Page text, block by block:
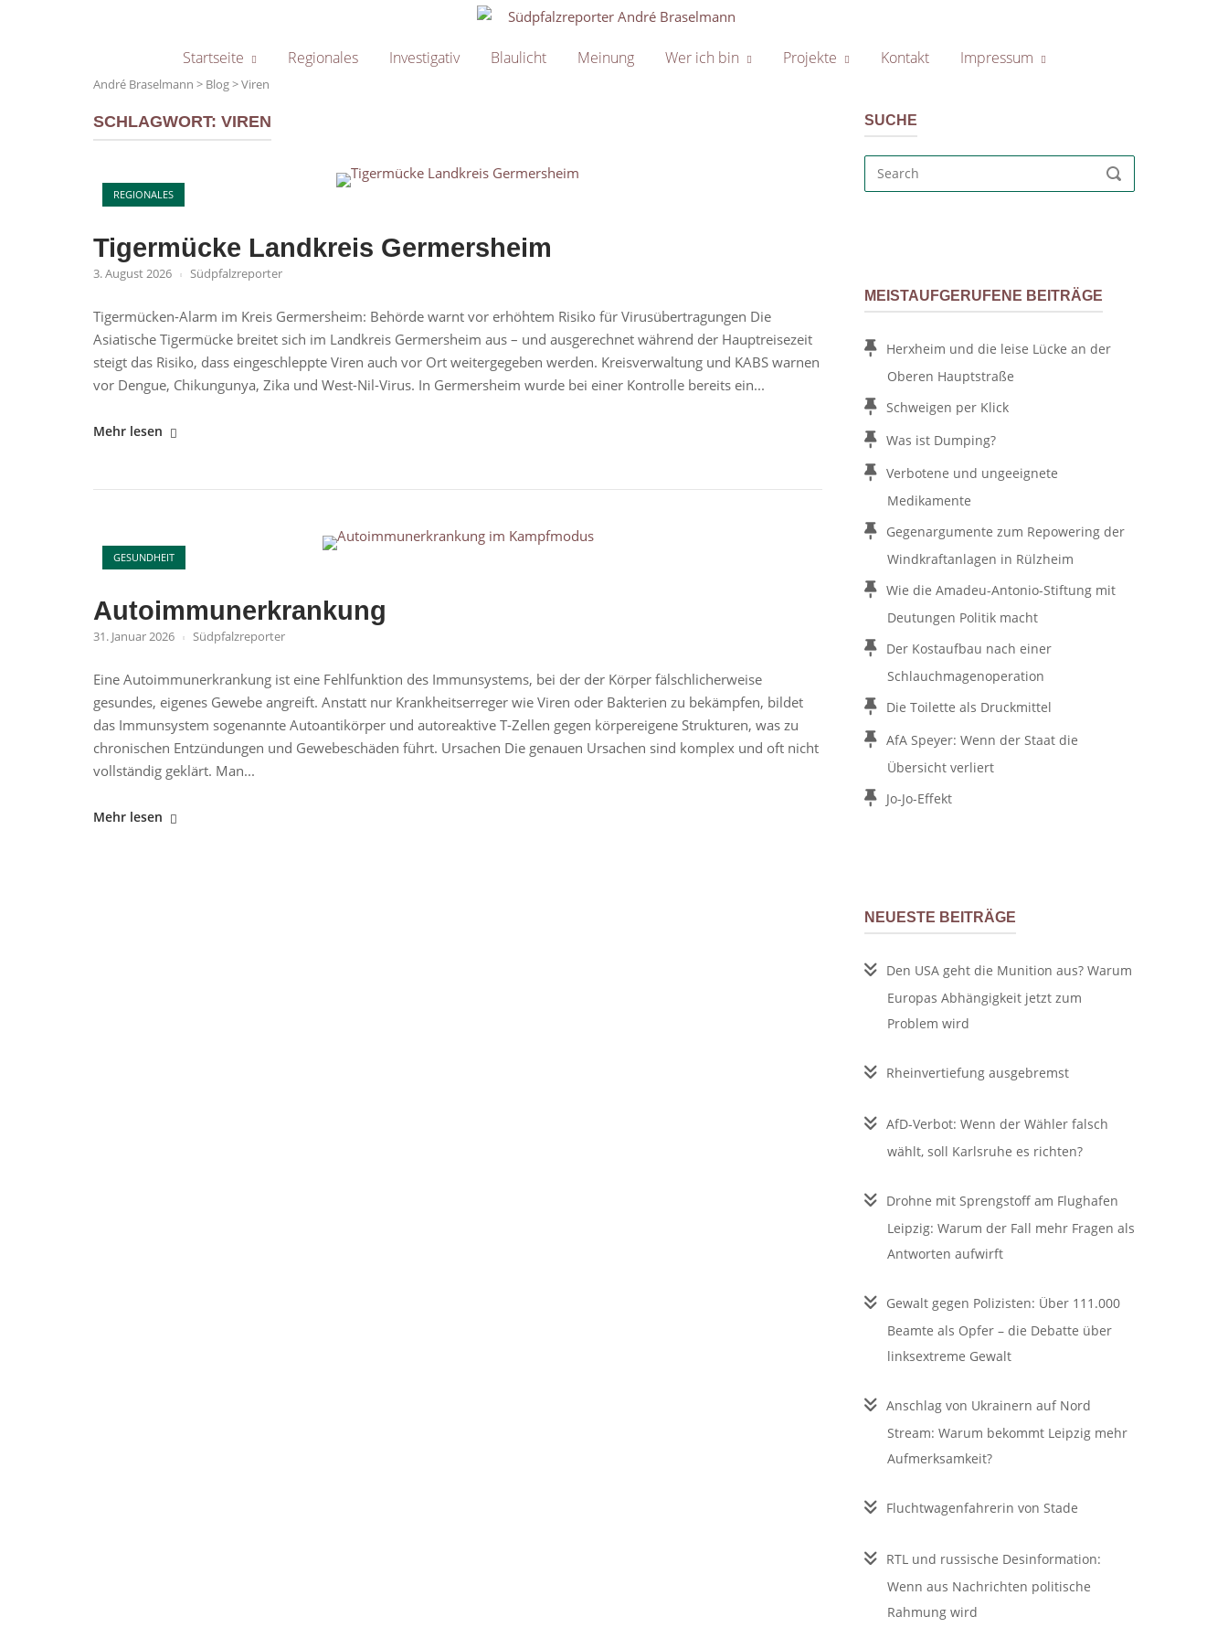
Home
Startseite Regionales Investigativ Blaulicht Meinung Wer ich bin Projekte Kontakt Impressum
André Braselmann > Blog>Viren
SCHLAGWORT: VIREN
REGIONALES
Open post
Tigermücke Landkreis Germersheim
3. August 2026 Südpfalzreporter
Tigermücken-Alarm im Kreis Germersheim: Behörde warnt vor erhöhtem Risiko für Virusübertragungen Die
Asiatische Tigermücke breitet sich im Landkreis Germersheim aus – und ausgerechnet während der Hauptreisezeit
steigt das Risiko, dass eingeschleppte Viren auch vor Ort weitergegeben werden. Kreisverwaltung und KABS warnen
vor Dengue, Chikungunya, Zika und West-Nil-Virus. In Germersheim wurde bei einer Kontrolle bereits ein...
"Tigermücke
Mehr lesen
GESUNDHEIT
Open post
Autoimmunerkrankung
31. Januar 2026 Südpfalzreporter
Eine Autoimmunerkrankung ist eine Fehlfunktion des Immunsystems, bei der der Körper fälschlicherweise
gesundes, eigenes Gewebe angreift. Anstatt nur Krankheitserreger wie Viren oder Bakterien zu bekämpfen, bildet
das Immunsystem sogenannte Autoantikörper und autoreaktive T-Zellen gegen körpereigene Strukturen, was zu
chronischen Entzündungen und Gewebeschäden führt. Ursachen Die genauen Ursachen sind komplex und oft nicht
vollständig geklärt. Man...
"Autoimmunerkrankung"
Mehr lesen
SUCHE
Search
for:
SEARCH
MEISTAUFGERUFENE BEITRÄGE
Herxheim und die leise Lücke an der
Oberen Hauptstraße
Schweigen per Klick
Was ist Dumping?
Verbotene und ungeeignete
Medikamente
Gegenargumente zum Repowering der
Windkraftanlagen in Rülzheim
Wie die Amadeu-Antonio-Stiftung mit
Deutungen Politik macht
Der Kostaufbau nach einer
Schlauchmagenoperation
Die Toilette als Druckmittel
AfA Speyer: Wenn der Staat die
Übersicht verliert
Jo-Jo-Effekt
NEUESTE BEITRÄGE
Den USA geht die Munition aus? Warum
Europas Abhängigkeit jetzt zum
Problem wird
Rheinvertiefung ausgebremst
AfD-Verbot: Wenn der Wähler falsch
wählt, soll Karlsruhe es richten?
Drohne mit Sprengstoff am Flughafen
Leipzig: Warum der Fall mehr Fragen als
Antworten aufwirft
Gewalt gegen Polizisten: Über 111.000
Beamte als Opfer – die Debatte über
linksextreme Gewalt
Anschlag von Ukrainern auf Nord
Stream: Warum bekommt Leipzig mehr
Aufmerksamkeit?
Fluchtwagenfahrerin von Stade
RTL und russische Desinformation:
Wenn aus Nachrichten politische
Rahmung wird